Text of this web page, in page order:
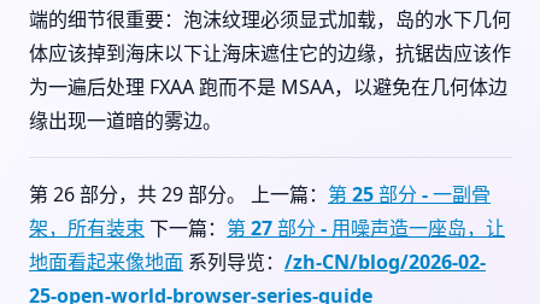
端的细节很重要：泡沫纹理必须显式加载，岛的水下几何
体应该掉到海床以下让海床遮住它的边缘，抗锯齿应该作
为一遍后处理 FXAA 跑而不是 MSAA，以避免在几何体边
缘出现一道暗的雾边。
第 26 部分，共 29 部分。 上一篇： 第 25 部分 - 一副骨
架，所有装束 下一篇： 第 27 部分 - 用噪声造一座岛，让
地面看起来像地面 系列导览： /zh-CN/blog/2026-02-
25-open-world-browser-series-guide